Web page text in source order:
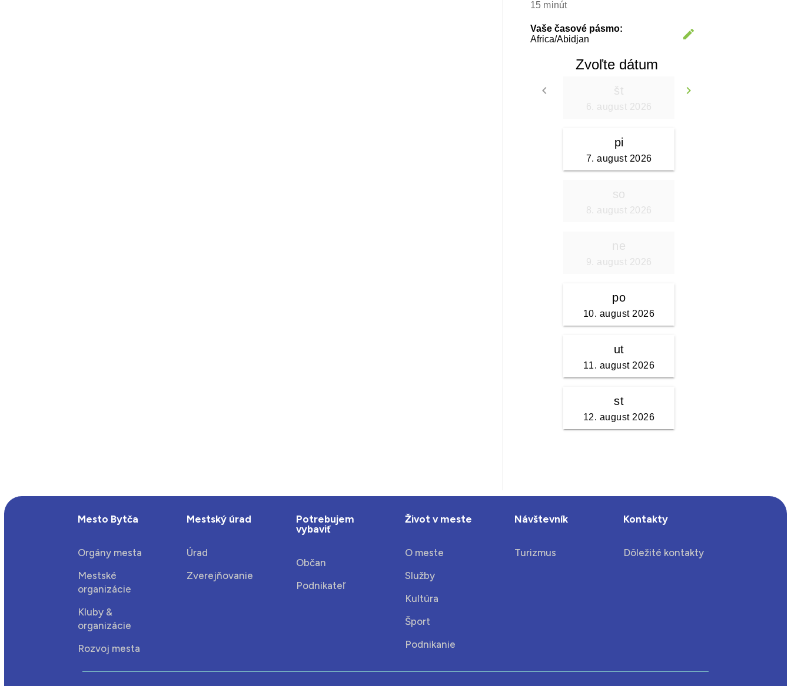
Mesto Bytča
Orgány mesta
Mestské
organizácie
Kluby &
organizácie
Rozvoj mesta
Mestský úrad
Úrad
Zverejňovanie
Potrebujem
vybaviť
Občan
Podnikateľ
Život v meste
O meste
Služby
Kultúra
Šport
Podnikanie
Návštevník
Turizmus
Kontakty
Dôležité kontakty